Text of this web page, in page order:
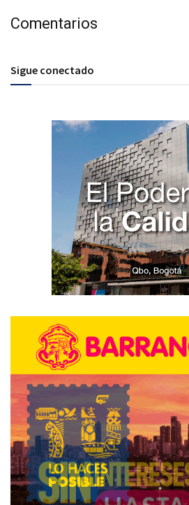
Comentarios
Sigue conectado